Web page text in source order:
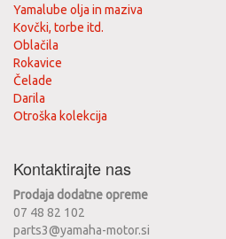
Yamalube olja in maziva
Kovčki, torbe itd.
Oblačila
Rokavice
Čelade
Darila
Otroška kolekcija
Kontaktirajte nas
Prodaja dodatne opreme
07 48 82 102
parts3@yamaha-motor.si